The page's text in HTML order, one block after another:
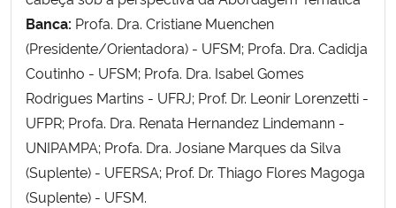
Banca: Profa. Dra. Cristiane Muenchen
(Presidente/Orientadora) - UFSM; Profa. Dra. Cadidja
Coutinho - UFSM; Profa. Dra. Isabel Gomes
Rodrigues Martins - UFRJ; Prof. Dr. Leonir Lorenzetti -
UFPR; Profa. Dra. Renata Hernandez Lindemann -
UNIPAMPA; Profa. Dra. Josiane Marques da Silva
(Suplente) - UFERSA; Prof. Dr. Thiago Flores Magoga
(Suplente) - UFSM.